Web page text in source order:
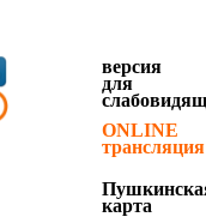
версия
для
ONLINE
трансляция
карта